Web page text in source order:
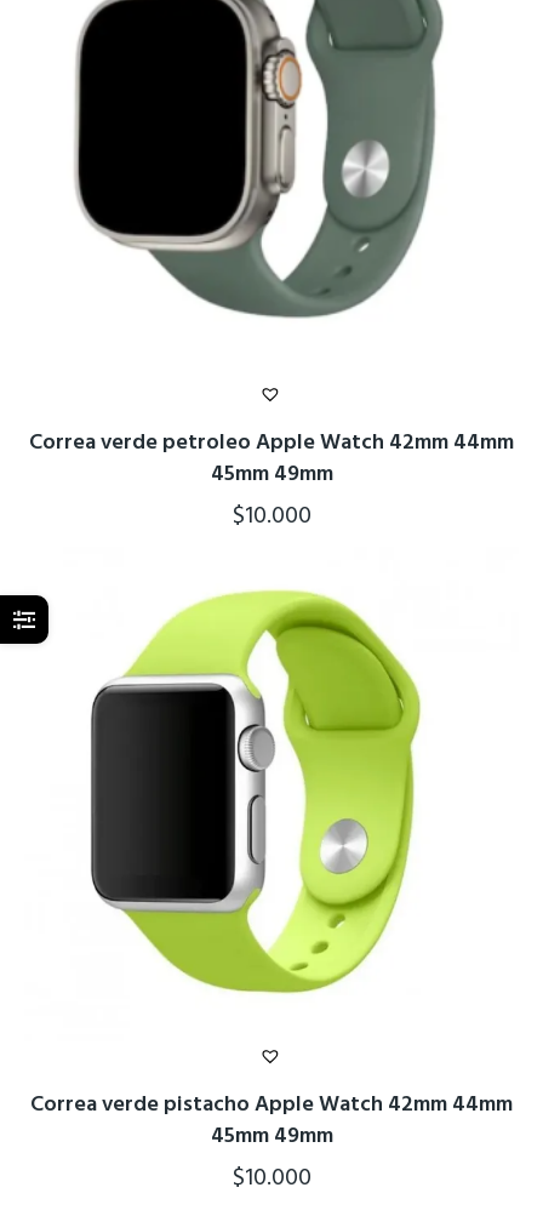
Correa verde petroleo Apple Watch 42mm 44mm
45mm 49mm
$10.000
Correa verde pistacho Apple Watch 42mm 44mm
45mm 49mm
$10.000